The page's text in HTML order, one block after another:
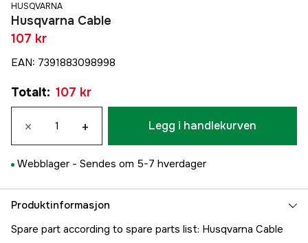
HUSQVARNA
Husqvarna Cable
107 kr
EAN: 7391883098998
Totalt: 107 kr
× + Legg i handlekurven
Webblager - Sendes om 5-7 hverdager
Produktinformasjon
Spare part according to spare parts list: Husqvarna Cable